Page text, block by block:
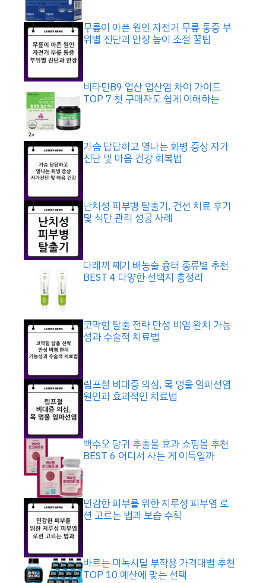
무릎이 아픈 원인 자전거 무릎 통증 부
위별 진단과 안장 높이 조절 꿀팁
비타민B9 엽산 엽산염 차이 가이드
TOP 7 첫 구매자도 쉽게 이해하는
가슴 답답하고 열나는 화병 증상 자가
진단 및 마음 건강 회복법
난치성 피부병 탈출기, 건선 치료 후기
및 식단 관리 성공 사례
다래끼 째기 배농술 흉터 종류별 추천
BEST 4 다양한 선택지 총정리
코막힘 탈출 전략 만성 비염 완치 가능
성과 수술적 치료법
림프절 비대증 의심, 목 멍울 임파선염
원인과 효과적인 치료법
백수오 당귀 추출물 효과 쇼핑몰 추천
BEST 6 어디서 사는 게 이득일까
민감한 피부를 위한 지루성 피부염 로
션 고르는 법과 보습 수칙
바르는 미녹시딜 부작용 가격대별 추천
TOP 10 예산에 맞는 선택